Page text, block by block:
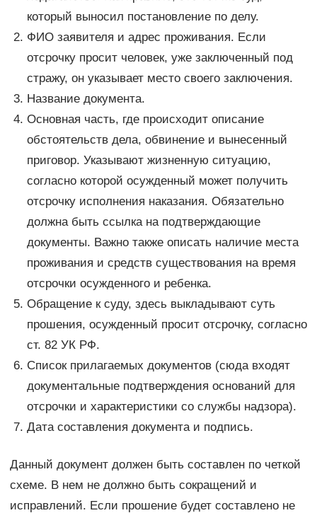
который выносил постановление по делу.
ФИО заявителя и адрес проживания. Если
отсрочку просит человек, уже заключенный под
стражу, он указывает место своего заключения.
Название документа.
Основная часть, где происходит описание
обстоятельств дела, обвинение и вынесенный
приговор. Указывают жизненную ситуацию,
согласно которой осужденный может получить
отсрочку исполнения наказания. Обязательно
должна быть ссылка на подтверждающие
документы. Важно также описать наличие места
проживания и средств существования на время
отсрочки осужденного и ребенка.
Обращение к суду, здесь выкладывают суть
прошения, осужденный просит отсрочку, согласно
ст. 82 УК РФ.
Список прилагаемых документов (сюда входят
документальные подтверждения оснований для
отсрочки и характеристики со службы надзора).
Дата составления документа и подпись.
Данный документ должен быть составлен по четкой
схеме. В нем не должно быть сокращений и
исправлений. Если прошение будет составлено не